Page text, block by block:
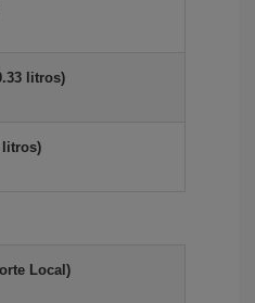
litros)
litros)
Local)